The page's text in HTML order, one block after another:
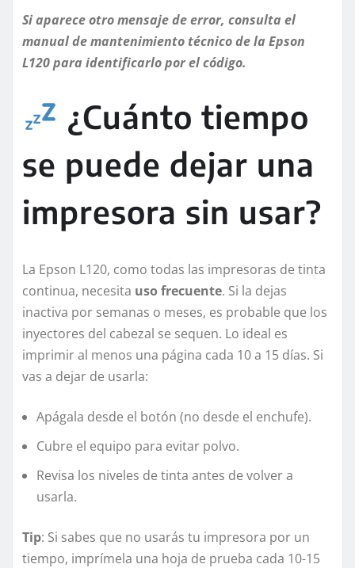
Si aparece otro mensaje de error, consulta el
manual de mantenimiento técnico de la Epson
L120 para identificarlo por el código.
¿Cuánto tiempo
se puede dejar una
impresora sin usar?
La Epson L120, como todas las impresoras de tinta
continua, necesita uso frecuente. Si la dejas
inactiva por semanas o meses, es probable que los
inyectores del cabezal se sequen. Lo ideal es
imprimir al menos una página cada 10 a 15 días. Si
vas a dejar de usarla:
Apágala desde el botón (no desde el enchufe).
Cubre el equipo para evitar polvo.
Revisa los niveles de tinta antes de volver a
usarla.
Tip: Si sabes que no usarás tu impresora por un
tiempo, imprímela una hoja de prueba cada 10-15